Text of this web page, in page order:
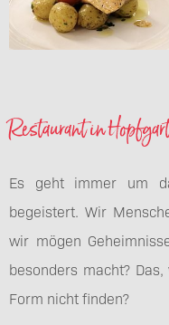
Restaurant in
Es geht immer um
begeistert. Wir
wir mögen
besonders macht?
Form nicht finden?